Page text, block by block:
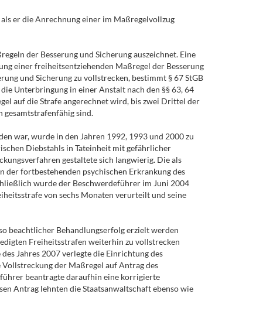
er die Anrechnung einer im Maßregelvollzug
der Besserung und Sicherung auszeichnet. Eine
einer freiheitsentziehenden Maßregel der Besserung
und Sicherung zu vollstrecken, bestimmt § 67 StGB
Unterbringung in einer Anstalt nach den §§ 63, 64
auf die Strafe angerechnet wird, bis zwei Drittel der
gesamtstrafenfähig sind.
war, wurde in den Jahren 1992, 1993 und 2000 zu
Diebstahls in Tateinheit mit gefährlicher
gestaltete sich langwierig. Die als
der fortbestehenden psychischen Erkrankung des
wurde der Beschwerdeführer im Juni 2004
von sechs Monaten verurteilt und seine
beachtlicher Behandlungserfolg erzielt werden
Freiheitsstrafen weiterhin zu vollstrecken
Jahres 2007 verlegte die Einrichtung des
der Maßregel auf Antrag des
beantragte daraufhin eine korrigierte
Antrag lehnten die Staatsanwaltschaft ebenso wie